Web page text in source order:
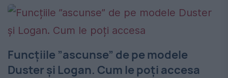
Funcțiile ”ascunse” de pe modele
Duster și Logan. Cum le poți accesa